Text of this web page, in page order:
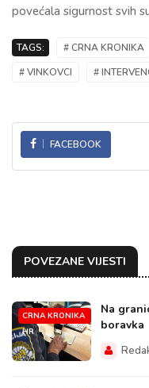
povećala sigurnost svih
TAGS: # CRNA KRONIKA
# VINKOVCI
#
FACEBOOK
POVEZANE VIJESTI
CRNA KRONIKA
HR
Na
boravka